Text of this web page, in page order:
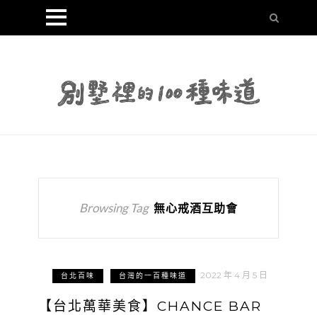
Browsing Tag 無心戒酒互助會
台北百味 台灣的一百種味道 2022 年 4 月 5 日
【台北萬華美食】CHANCE BAR